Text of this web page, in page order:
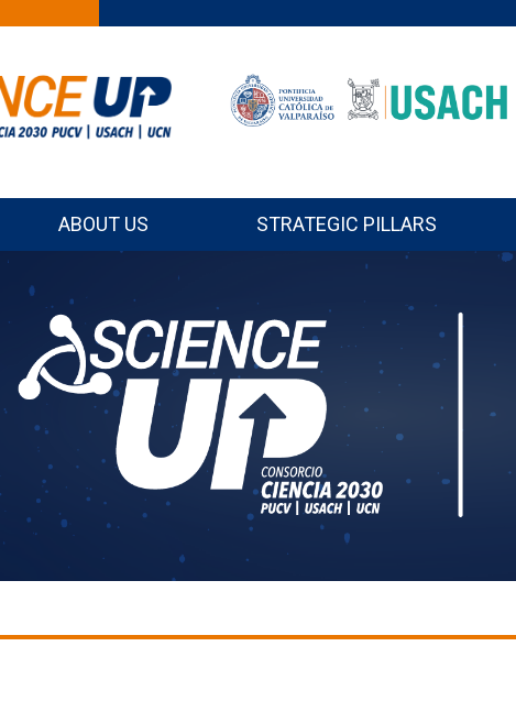
ABOUT US STRATEGIC PILLARS